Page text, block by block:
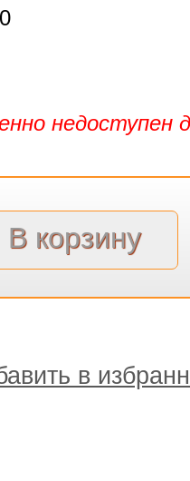
0
недоступен
в